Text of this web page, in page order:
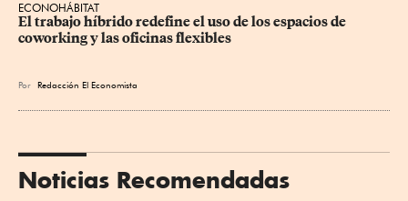
ECONOHÁBITAT
El trabajo híbrido redefine el uso de los espacios de
coworking y las oficinas flexibles
Por Redacción El Economista
Noticias Recomendadas